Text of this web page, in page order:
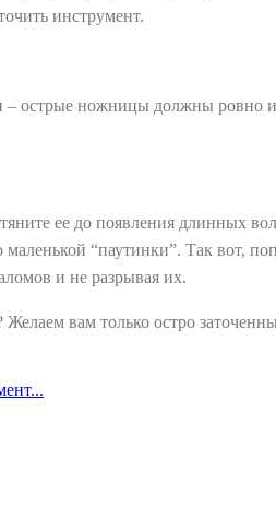
инструмент.
– острые ножницы должны ровно
ее до появления длинных
маленькой “паутинки”. Так вот,
и не разрывая их.
Желаем вам только остро